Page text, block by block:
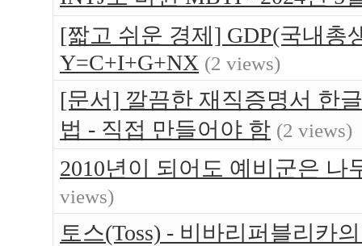
[짧고 쉬운 경제] GDP(국내총
Y=C+I+G+NX (2 views)
[문서] 깔끔한 재직증명서 한
법 - 직접 만들어야 함 (2 views)
2010년이 되어도 예비군은 나
views)
토스(Toss) - 비바리퍼블리카